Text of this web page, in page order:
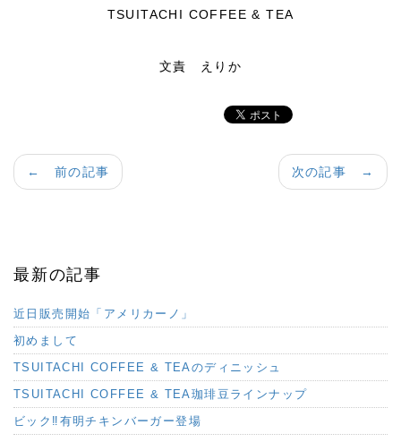
TSUITACHI COFFEE & TEA
文責 えりか
次の記事 →
← 前の記事
最新の記事
近日販売開始「アメリカーノ」
初めまして
TSUITACHI COFFEE & TEAのディニッシュ
TSUITACHI COFFEE & TEA珈琲豆ラインナップ
ビック‼︎有明チキンバーガー登場